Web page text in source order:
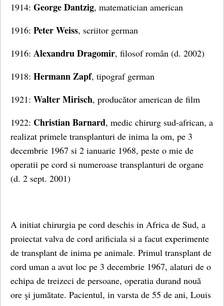
1914: George Dantzig, matematician american
1916: Peter Weiss, scriitor german
1916: Alexandru Dragomir, filosof român (d. 2002)
1918: Hermann Zapf, tipograf german
1921: Walter Mirisch, producător american de film
1922: Christian Barnard, medic chirurg sud-african, a
realizat primele transplanturi de inima la om, pe 3
decembrie 1967 si 2 ianuarie 1968, peste o mie de
operatii pe cord si numeroase transplanturi de organe
(d. 2 sept. 2001)
A initiat chirurgia pe cord deschis in Africa de Sud, a
proiectat valva de cord arificiala si a facut experimente
de transplant de inima pe animale. Primul transplant de
cord uman a avut loc pe 3 decembrie 1967, alaturi de o
echipa de treizeci de persoane, operatia durand nouă
ore şi jumătate. Pacientul, in varsta de 55 de ani, Louis